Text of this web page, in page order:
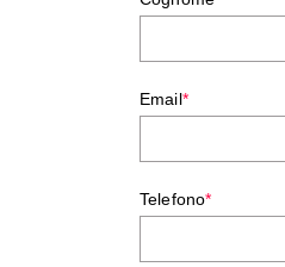
Email*
Telefono*